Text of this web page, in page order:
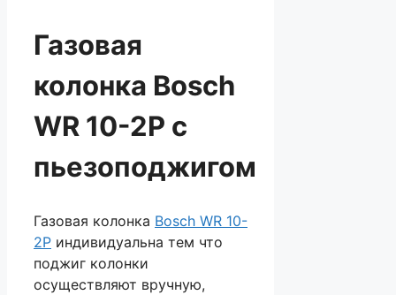
Газовая
колонка Bosch
WR 10-2P с
пьезоподжигом
Газовая колонка Bosch WR 10-
2P индивидуальна тем что
поджиг колонки
осуществляют вручную,